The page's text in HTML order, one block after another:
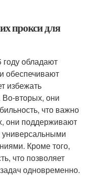
прокси для
обладают
обеспечивают
избежать
вторых, они
что важно
они поддерживают
универсальными
Кроме того,
что позволяет
одновременно.